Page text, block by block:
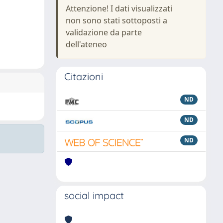
Attenzione! I dati visualizzati
non sono stati sottoposti a
validazione da parte
dell'ateneo
Citazioni
ND
ND
ND
social impact